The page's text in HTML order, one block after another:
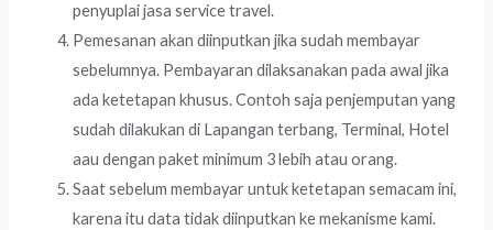
penyuplai jasa service travel.
Pemesanan akan diinputkan jika sudah membayar
sebelumnya. Pembayaran dilaksanakan pada awal jika
ada ketetapan khusus. Contoh saja penjemputan yang
sudah dilakukan di Lapangan terbang, Terminal, Hotel
aau dengan paket minimum 3 lebih atau orang.
Saat sebelum membayar untuk ketetapan semacam ini,
karena itu data tidak diinputkan ke mekanisme kami.